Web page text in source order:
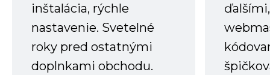
inštalácia, rýchle
nastavenie. Svetelné
roky pred ostatnými
doplnkami obchodu.